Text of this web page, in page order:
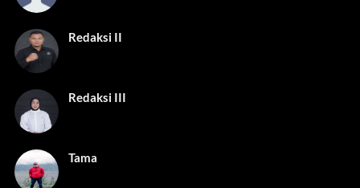
Redaksi II
Redaksi III
Tama